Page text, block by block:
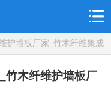
护墙板厂家_竹木纤维集成
竹木纤维护墙板厂